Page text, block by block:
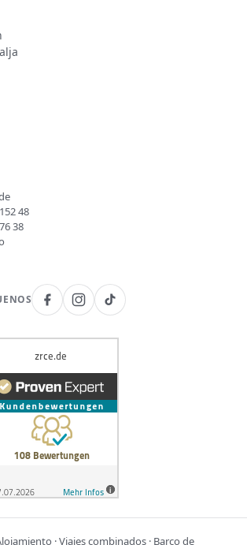
48
38
· Viajes combinados · Barco de